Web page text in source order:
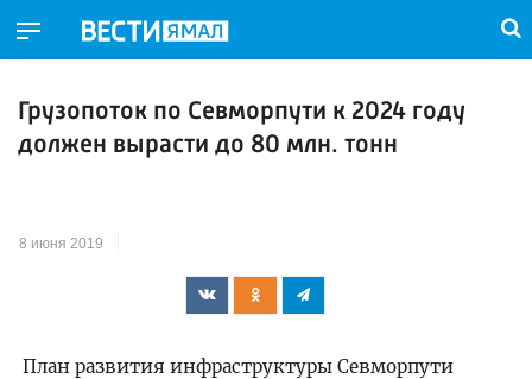
Грузопоток по Севморпути к 2024 году
должен вырасти до 80 млн. тонн
8 июня 2019
План развития инфраструктуры Севморпути